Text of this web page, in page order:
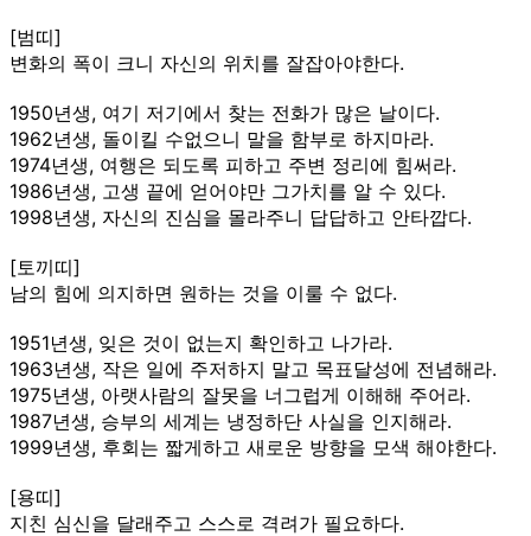
[범띠]
변화의 폭이 크니 자신의 위치를 잘잡아야한다.
1950년생, 여기 저기에서 찾는 전화가 많은 날이다.
1962년생, 돌이킬 수없으니 말을 함부로 하지마라.
1974년생, 여행은 되도록 피하고 주변 정리에 힘써라.
1986년생, 고생 끝에 얻어야만 그가치를 알 수 있다.
1998년생, 자신의 진심을 몰라주니 답답하고 안타깝다.
[토끼띠]
남의 힘에 의지하면 원하는 것을 이룰 수 없다.
1951년생, 잊은 것이 없는지 확인하고 나가라.
1963년생, 작은 일에 주저하지 말고 목표달성에 전념해라.
1975년생, 아랫사람의 잘못을 너그럽게 이해해 주어라.
1987년생, 승부의 세계는 냉정하단 사실을 인지해라.
1999년생, 후회는 짧게하고 새로운 방향을 모색 해야한다.
[용띠]
지친 심신을 달래주고 스스로 격려가 필요하다.